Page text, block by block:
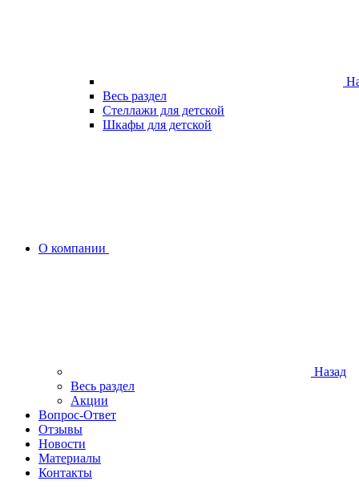
Весь раздел
Стеллажи для детской
Шкафы для детской
О компании
Назад
Весь раздел
Акции
Вопрос-Ответ
Отзывы
Новости
Материалы
Контакты